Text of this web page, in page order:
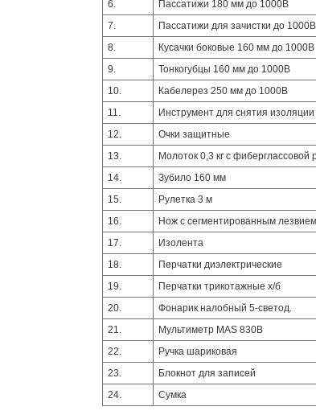
6.
Пассатижи 180 мм до 1000В
7.
Пассатижи для зачистки до 1000В
8.
Кусачки боковые 160 мм до 1000В
9.
Тонкогубцы 160 мм до 1000В
10.
Кабелерез 250 мм до 1000В
11.
Инструмент для снятия
12.
Очки защитные
13.
Молоток 0,3 кг с фиберглассовой
14.
Зубило 160 мм
15.
Рулетка 3 м
16.
Нож с сегментированным лезвием
17.
Изолента
18.
Перчатки диэлектрические
19.
Перчатки трикотажные х/б
20.
Фонарик налобный 5-светод.
21.
Мультиметр MAS 830B
22.
Ручка шариковая
23.
Блокнот для записей
24.
Сумка